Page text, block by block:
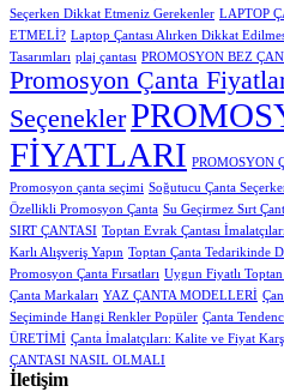
Seçerken Dikkat Etmeniz Gerekenler LAPTOP
ETMELİ? Laptop Çantası Alırken Dikkat
Tasarımları plaj çantası PROMOSYON BEZ
Promosyon Çanta
Seçenekler
FİYATLARI PROMOSYON
Promosyon çanta seçimi Soğutucu Çanta
Özellikli Promosyon Çanta Su Geçirmez Sırt
SIRT ÇANTASI Toptan Evrak Çantası İmalatçıları
Karlı Alışveriş Yapın Toptan Çanta Tedarikinde
Promosyon Çanta Fırsatları Uygun Fiyatlı Toptan
Çanta Markaları YAZ ÇANTA MODELLERİ
Seçiminde Hangi Renkler Popüler Çanta
ÜRETİMİ Çanta İmalatçıları: Kalite ve Fiyat
ÇANTASI NASIL OLMALI
İletişim